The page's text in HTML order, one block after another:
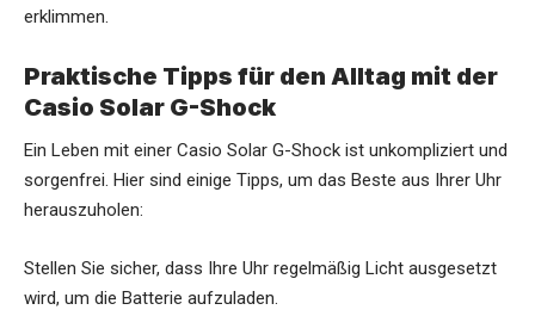
erklimmen.
Praktische Tipps für den Alltag mit der
Casio Solar G-Shock
Ein Leben mit einer Casio Solar G-Shock ist unkompliziert und
sorgenfrei. Hier sind einige Tipps, um das Beste aus Ihrer Uhr
herauszuholen:
Stellen Sie sicher, dass Ihre Uhr regelmäßig Licht ausgesetzt
wird, um die Batterie aufzuladen.